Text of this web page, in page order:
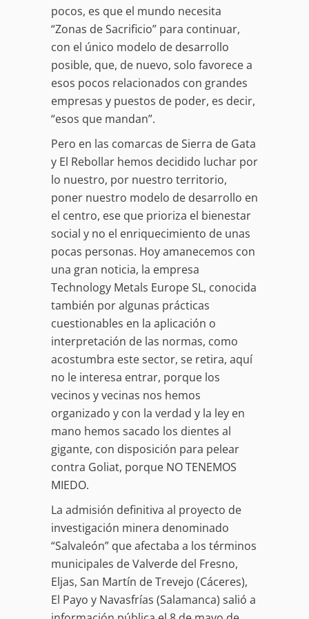
pocos, es que el mundo necesita
“Zonas de Sacrificio” para continuar,
con el único modelo de desarrollo
posible, que, de nuevo, solo favorece a
esos pocos relacionados con grandes
empresas y puestos de poder, es decir,
“esos que mandan”.
Pero en las comarcas de Sierra de Gata
y El Rebollar hemos decidido luchar por
lo nuestro, por nuestro territorio,
poner nuestro modelo de desarrollo en
el centro, ese que prioriza el bienestar
social y no el enriquecimiento de unas
pocas personas. Hoy amanecemos con
una gran noticia, la empresa
Technology Metals Europe SL, conocida
también por algunas prácticas
cuestionables en la aplicación o
interpretación de las normas, como
acostumbra este sector, se retira, aquí
no le interesa entrar, porque los
vecinos y vecinas nos hemos
organizado y con la verdad y la ley en
mano hemos sacado los dientes al
gigante, con disposición para pelear
contra Goliat, porque NO TENEMOS
MIEDO.
La admisión definitiva al proyecto de
investigación minera denominado
“Salvaleón” que afectaba a los términos
municipales de Valverde del Fresno,
Eljas, San Martín de Trevejo (Cáceres),
El Payo y Navasfrías (Salamanca) salió a